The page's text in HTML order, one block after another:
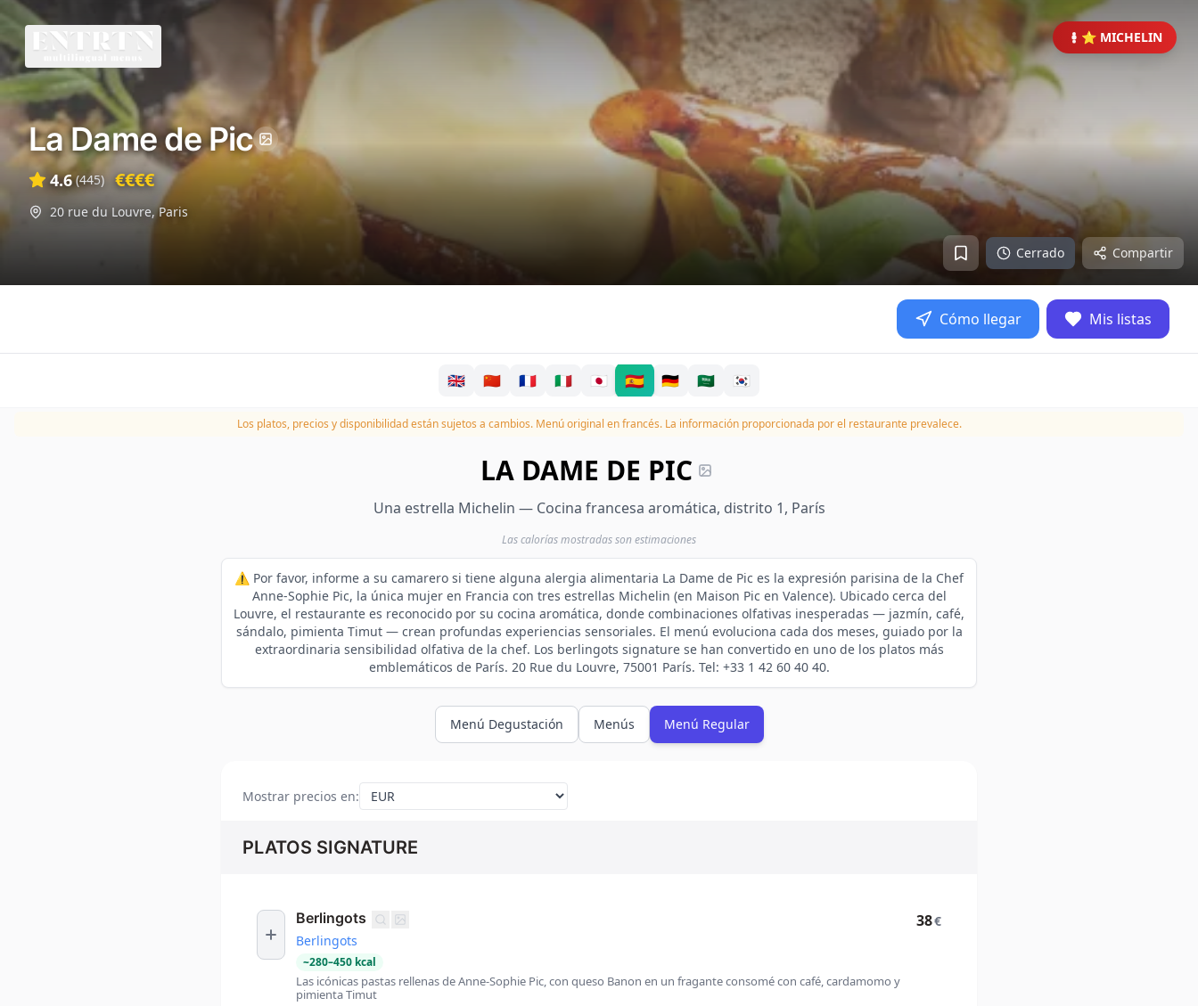
⭐ MICHELIN
Cerrado Compartir
La Dame de Pic
4.6 (445) €€€€
20 rue du Louvre,Paris
Cómo llegar Mis listas
🇬🇧 🇨🇳 🇫🇷 🇮🇹 🇯🇵 🇪🇸 🇩🇪 🇸🇦 🇰🇷
Los platos, precios y disponibilidad están sujetos a cambios.Menú original en francés. La información proporcionada por el restaurante prevalece.
LA DAME DE PIC
Una estrella Michelin — Cocina francesa aromática, distrito 1, París
Las calorías mostradas son estimaciones
⚠️ Por favor, informe a su camarero si tiene alguna alergia alimentaria La Dame de Pic es la expresión parisina de la Chef
Anne-Sophie Pic, la única mujer en Francia con tres estrellas Michelin (en Maison Pic en Valence). Ubicado cerca del
Louvre, el restaurante es reconocido por su cocina aromática, donde combinaciones olfativas inesperadas — jazmín, café,
sándalo, pimienta Timut — crean profundas experiencias sensoriales. El menú evoluciona cada dos meses, guiado por la
extraordinaria sensibilidad olfativa de la chef. Los berlingots signature se han convertido en uno de los platos más
emblemáticos de París. 20 Rue du Louvre, 75001 París. Tel: +33 1 42 60 40 40.
Menú Degustación Menús Menú Regular
Mostrar precios en:
PLATOS SIGNATURE
Berlingots
Berlingots
~280–450 kcal
Las icónicas pastas rellenas de Anne-Sophie Pic, con queso Banon en un fragante consomé con café, cardamomo y
pimienta Timut
38€